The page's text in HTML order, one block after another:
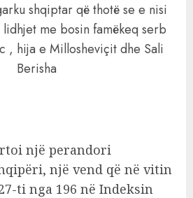
shqiptar që thotë se e nisi
me bosin famëkeq serb
, hija e Millosheviçit dhe Sali
Berisha
një perandori
një vend që në vitin
ti nga 196 në Indeksin